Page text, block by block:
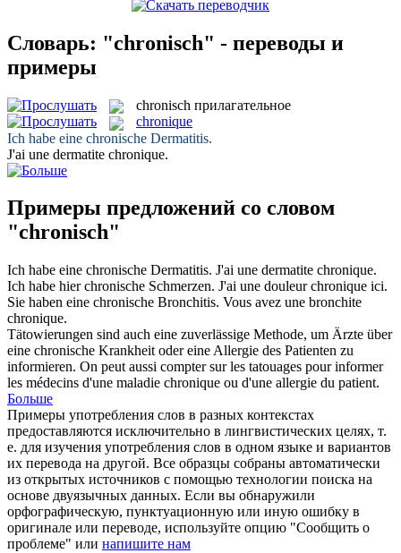
Словарь: "chronisch" - переводы и
примеры
chronisch прилагательное
chronique
Ich habe eine chronische Dermatitis.
J'ai une dermatite chronique.
Примеры предложений со словом
"chronisch"
Ich habe eine chronische Dermatitis. J'ai une dermatite chronique.
Ich habe hierchronische Schmerzen. J'ai une douleurchronique ici.
Sie haben eine chronische Bronchitis. Vous avez une bronchite
chronique.
Tätowierungen sind auch eine zuverlässige Methode, um Ärzte über
eine chronische Krankheit oder eine Allergie des Patienten zu
informieren. On peut aussi compter sur les tatouages pour informer
les médecins d'une maladie chronique ou d'une allergie du patient.
Больше
Примеры употребления слов в разных контекстах
предоставляются исключительно в лингвистических целях, т.
е. для изучения употребления слов в одном языке и вариантов
их перевода на другой. Все образцы собраны автоматически
из открытых источников с помощью технологии поиска на
основе двуязычных данных. Если вы обнаружили
орфографическую, пунктуационную или иную ошибку в
оригинале или переводе, используйте опцию "Сообщить о
проблеме" или напишите нам